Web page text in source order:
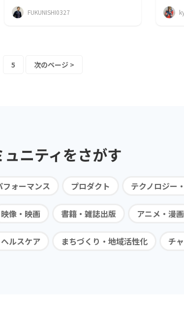
FUKUNISHI0327
5 次のページ >
ュニティをさがす
フォーマンス プロダクト テクノロジー
映像・映画 書籍・雑誌出版 アニメ・漫画
ルスケア まちづくり・地域活性化 チ